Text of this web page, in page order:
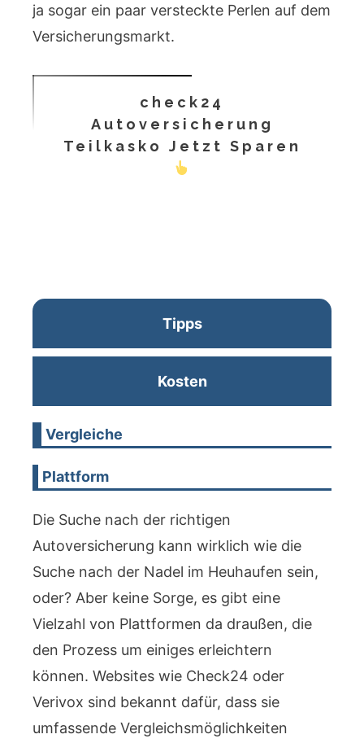
ja sogar ein paar versteckte Perlen auf dem
Versicherungsmarkt.
check24
Autoversicherung
Teilkasko Jetzt Sparen
Tipps
Kosten
Vergleiche
Plattform
Die Suche nach der richtigen
Autoversicherung kann wirklich wie die
Suche nach der Nadel im Heuhaufen sein,
oder? Aber keine Sorge, es gibt eine
Vielzahl von Plattformen da draußen, die
den Prozess um einiges erleichtern
können. Websites wie Check24 oder
Verivox sind bekannt dafür, dass sie
umfassende Vergleichsmöglichkeiten